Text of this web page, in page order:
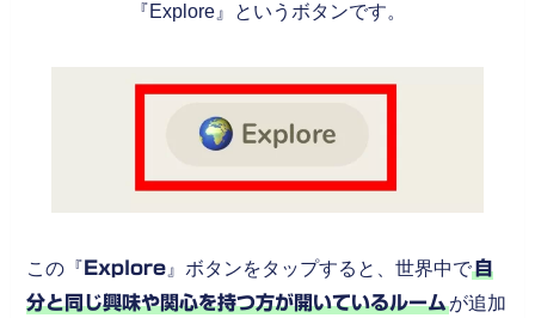
『Explore』というボタンです。
この『 Explore 』ボタンをタップすると、世界中で自
分と同じ興味や関心を持つ方が開いているルームが追加